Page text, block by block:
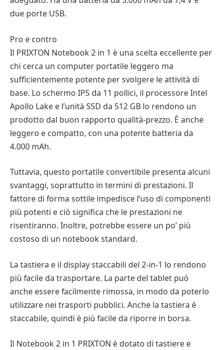
due porte USB.
Pro e contro
Il PRIXTON Notebook 2 in 1 è una scelta eccellente per
chi cerca un computer portatile leggero ma
sufficientemente potente per svolgere le attività di
base. Lo schermo IPS da 11 pollici, il processore Intel
Apollo Lake e l’unità SSD da 512 GB lo rendono un
prodotto dal buon rapporto qualità-prezzo. È anche
leggero e compatto, con una potente batteria da
4.000 mAh.
Tuttavia, questo portatile convertibile presenta alcuni
svantaggi, soprattutto in termini di prestazioni. Il
fattore di forma sottile impedisce l’uso di componenti
più potenti e ciò significa che le prestazioni ne
risentiranno. Inoltre, potrebbe essere un po’ più
costoso di un notebook standard.
La tastiera e il display staccabili del 2-in-1 lo rendono
più facile da trasportare. La parte del tablet può
anche essere facilmente rimossa, in modo da poterlo
utilizzare nei trasporti pubblici. Anche la tastiera è
staccabile, quindi è più facile da riporre in borsa.
Il Notebook 2 in 1 PRIXTON è dotato di tastiere e